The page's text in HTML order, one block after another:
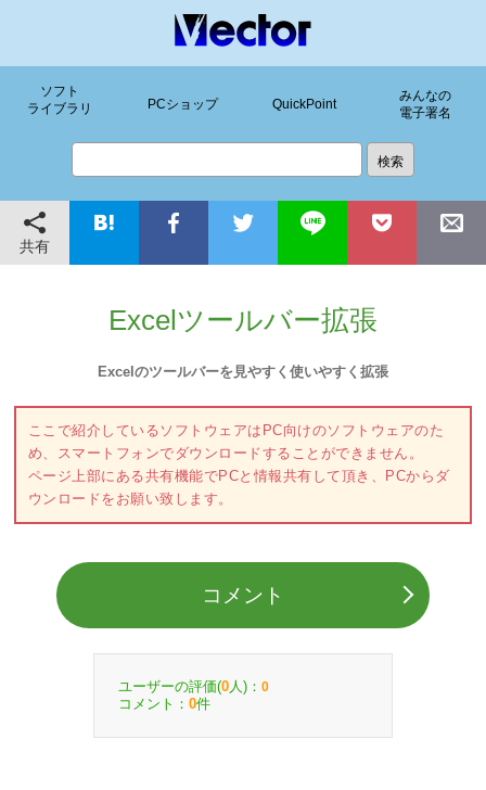
ソフト
ライブラリ
PCショップ QuickPoint
みんなの
電子署名
共有
Excelツールバー拡張
Excelのツールバーを見やすく使いやすく拡張
ここで紹介しているソフトウェアはPC向けのソフトウェアのた
め、スマートフォンでダウンロードすることができません。
ページ上部にある共有機能でPCと情報共有して頂き、PCからダ
ウンロードをお願い致します。
コメント
ユーザーの評価(0 人)： 0
コメント： 0件